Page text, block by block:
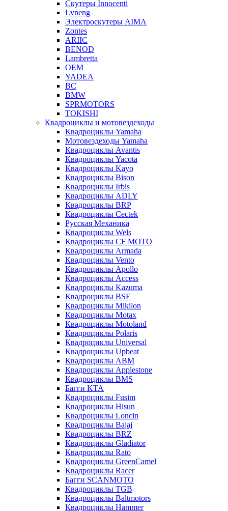
Скутеры Innocenti
Lvneng
Электроскутеры AIMA
Zontes
ARIIC
BENOD
Lambretta
OEM
YADEA
BC
BMW
SPRMOTORS
TOKISHI
Квадроциклы и мотовездеходы
Квадроциклы Yamaha
Мотовездеходы Yamaha
Квадроциклы Avantis
Квадроциклы Yacota
Квадроциклы Kayo
Квадроциклы Bison
Квадроциклы Irbis
Квадроциклы ADLY
Квадроциклы BRP
Квадроциклы Cectek
Русская Механика
Квадроциклы Wels
Квадроциклы CF MOTO
Квадроциклы Armada
Квадроциклы Vento
Квадроциклы Apollo
Квадроциклы Access
Квадроциклы Kazuma
Квадроциклы BSE
Квадроциклы Mikilon
Квадроциклы Motax
Квадроциклы Motoland
Квадроциклы Polaris
Квадроциклы Universal
Квадроциклы Upbeat
Квадроциклы ABM
Квадроциклы Applestone
Квадроциклы BMS
Багги KTA
Квадроциклы Fusim
Квадроциклы Hisun
Квадроциклы Loncin
Квадроциклы Bajaj
Квадроциклы BRZ
Квадроциклы Gladiator
Квадроциклы Rato
Квадроциклы GreenCamel
Квадроциклы Racer
Багги SCANMOTO
Квадроциклы TGB
Квадроциклы Baltmotors
Квадроциклы Hammer